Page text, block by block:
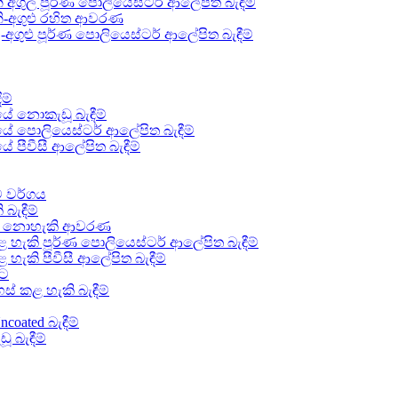
අගුළු රහිත ආවරණ
පූර්ණ පොලියෙස්ටර් ආලේපිත බැඳීම්
නොකැඩූ බැඳීම්
පොලියෙස්ටර් ආලේපිත බැඳීම්
පීවීසී ආලේපිත බැඳීම්
වර්ගය
නොහැකි ආවරණ
හැකි පූර්ණ පොලියෙස්ටර් ආලේපිත බැඳීම්
හැකි පීවීසී ආලේපිත බැඳීම්
කළ හැකි බැඳීම්
බැඳීම්
බැඳීම්